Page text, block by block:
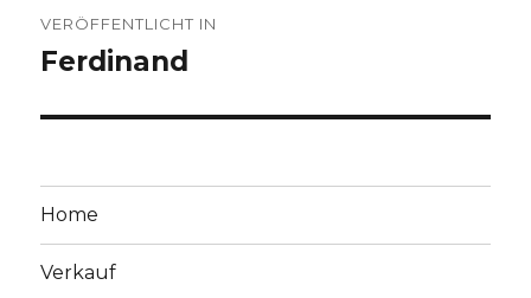
VERÖFFENTLICHT IN
Ferdinand
Home
Verkauf